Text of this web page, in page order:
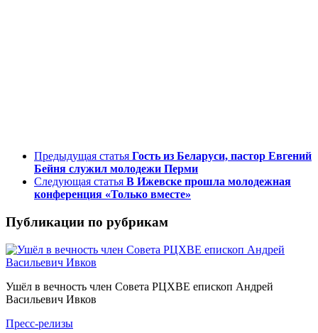
Предыдущая статья Гость из Беларуси, пастор Евгений
Бейня служил молодежи Перми
Следующая статья В Ижевске прошла молодежная
конференция «Только вместе»
Публикации по рубрикам
Ушёл в вечность член Совета РЦХВЕ епископ Андрей
Васильевич Ивков
Пресс-релизы